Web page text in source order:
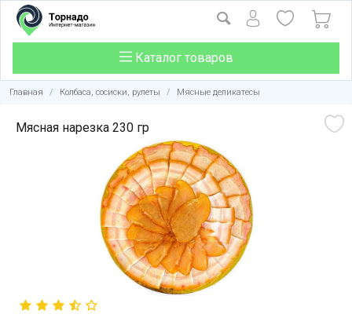
Каталог товаров
Главная / Колбаса, сосиски, рулеты / Мясные деликатесы
Мясная нарезка 230 гр